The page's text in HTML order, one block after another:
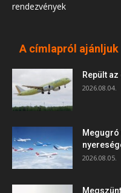
rendezvények
A címlapról ajánljuk
Repült
2026.08.04.
Megugró
2026.08.05.